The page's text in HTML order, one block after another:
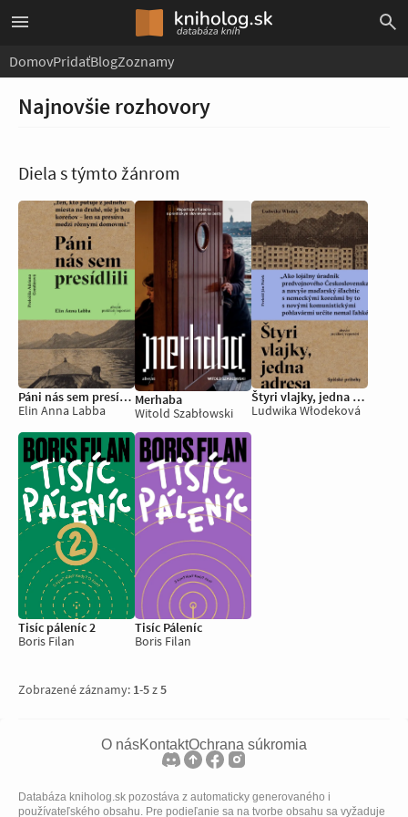
DomovPridaťBlogZoznamy
Najnovšie rozhovory
Diela s týmto žánrom
Páni nás sem presídlili
Elin Anna Labba
Merhaba
Witold Szabłowski
Štyri vlajky, jedna adresa
Ludwika Włodeková
Tisíc páleníc 2
Boris Filan
Tisíc Páleníc
Boris Filan
Zobrazené záznamy: 1-5z5
O násKontaktOchrana súkromia
Databáza kniholog.sk pozostáva z automaticky generovaného i
používateľského obsahu. Pre podieľanie sa na tvorbe obsahu sa vyžaduje